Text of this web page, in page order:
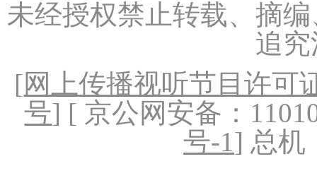
未经授权禁止转载、摘
追
[网上传播视听节目许可
号] [ 京公网安备：
号-1] 总机